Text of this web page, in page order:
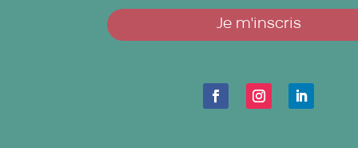
Je m'inscris